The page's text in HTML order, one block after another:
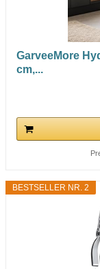
GarveeMore
cm,...
BESTSELLER NR. 2